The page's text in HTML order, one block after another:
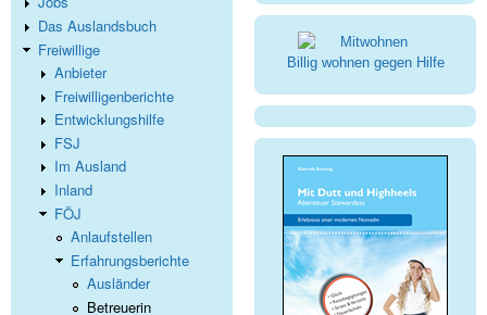
Das Auslandsbuch
Freiwillige
Anbieter
Freiwilligenberichte
Entwicklungshilfe
FSJ
Im Ausland
Inland
FÖJ
Anlaufstellen
Erfahrungsberichte
Ausländer
Betreuerin
Billig wohnen gegen Hilfe